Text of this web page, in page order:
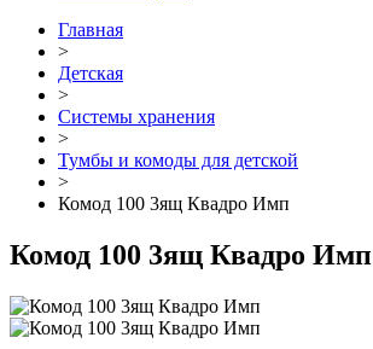
Главная
>
Детская
>
Системы хранения
>
Тумбы и комоды для детской
>
Комод 100 3ящ Квадро Имп
Комод 100 3ящ Квадро Имп